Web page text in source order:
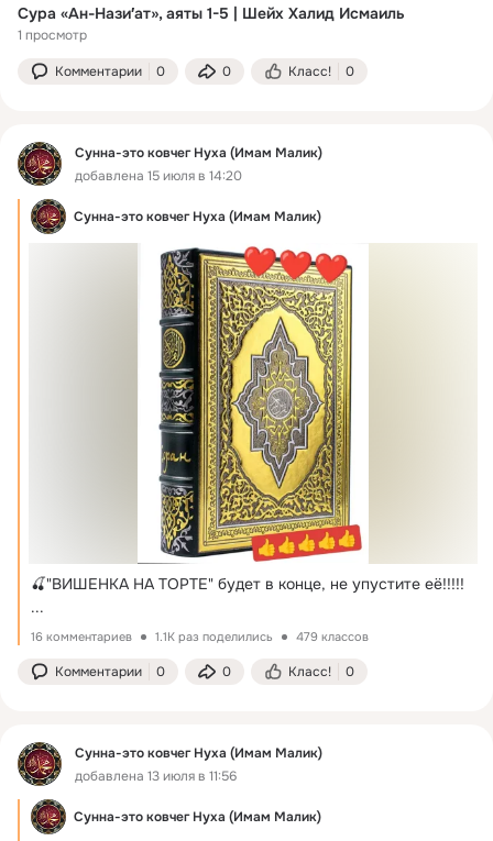
Сура «Ан-Нази′ат», аяты 1-5 | Шейх Халид Исмаиль
1 просмотр
Комментарии 0 0 Класс! 0
Сунна-это ковчег Нуха (Имам Малик)
добавлена 15 июля в 14:20
Сунна-это ковчег Нуха (Имам Малик)
🍒"ВИШЕНКА НА ТОРТЕ" будет в конце, не упустите её!!!!!
...
16 комментариев 1.1K раз поделились 479 классов
Комментарии 0 0 Класс! 0
Сунна-это ковчег Нуха (Имам Малик)
добавлена 13 июля в 11:56
Сунна-это ковчег Нуха (Имам Малик)